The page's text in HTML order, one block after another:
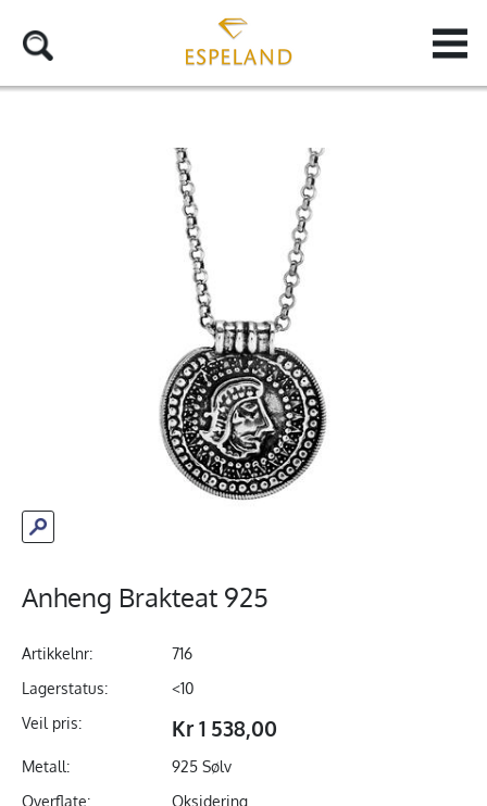
Anheng Brakteat 925
Artikkelnr:
716
Lagerstatus:
<10
Veil pris:
Kr 1 538,00
Metall:
925 Sølv
Overflate:
Oksidering